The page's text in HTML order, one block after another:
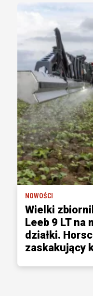
NOWOŚCI
Wielki
Leeb 9 LT na
działki.
zaskakujący